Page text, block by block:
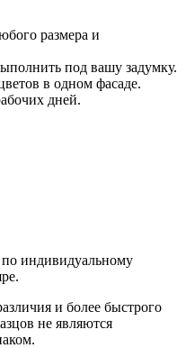
размера и
под вашу задумку.
в одном фасаде.
дней.
индивидуальному
и более быстрого
не являются